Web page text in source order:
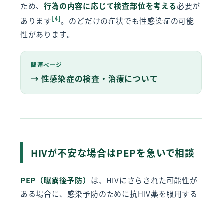
ため、行為の内容に応じて検査部位を考える必要が
あります[4]。のどだけの症状でも性感染症の可能
性があります。
関連ページ
→ 性感染症の検査・治療について
HIVが不安な場合はPEPを急いで相談
PEP（曝露後予防） は、HIVにさらされた可能性が
ある場合に、感染予防のために抗HIV薬を服用する